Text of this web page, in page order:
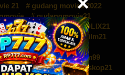
21
gudang movies 2022
gudangmovie21
IDLIX
IDLIX21
Idxxi Indofilm
Indofilm21
JoinXXI
Juragan21
Juraganfilm99
Kawanfilm21
Kebioskop21